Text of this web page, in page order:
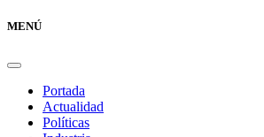
MENÚ
Portada
Actualidad
Políticas